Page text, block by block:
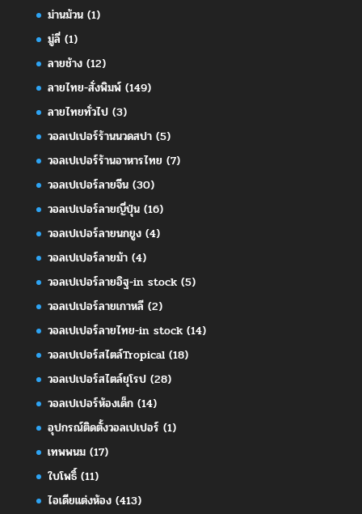
ม่านม้วน(1)
มู่ลี่(1)
ลายช้าง(12)
ลายไทย-สั่งพิมพ์(149)
ลายไทยทั่วไป(3)
วอลเปเปอร์ร้านนวดสปา(5)
วอลเปเปอร์ร้านอาหารไทย (7)
วอลเปเปอร์ลายจีน(30)
วอลเปเปอร์ลายญี่ปุ่น(16)
วอลเปเปอร์ลายนกยูง(4)
วอลเปเปอร์ลายม้า(4)
วอลเปเปอร์ลายอิฐ-in stock(5)
วอลเปเปอร์ลายเกาหลี(2)
วอลเปเปอร์ลายไทย-in stock(14)
วอลเปเปอร์สไตล์Tropical(18)
วอลเปเปอร์สไตล์ยุโรป(28)
วอลเปเปอร์ห้องเด็ก(14)
อุปกรณ์ติดตั้งวอลเปเปอร์ (1)
เทพพนม(17)
ใบโพธิ์(11)
ไอเดียแต่งห้อง(413)